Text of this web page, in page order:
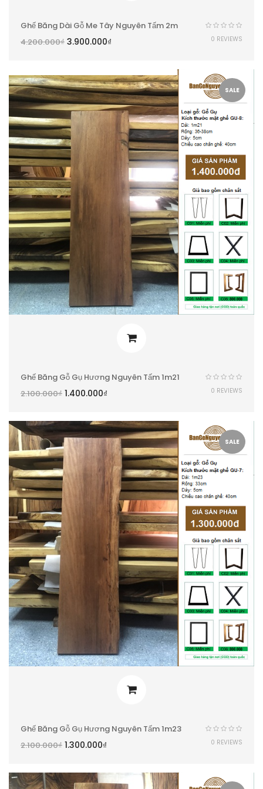
Ghế Băng Dài Gỗ Me Tây Nguyên Tấm 2m
4.200.000₫ 3.900.000₫ 0 REVIEWS
SALE
Ghế Băng Gỗ Gụ Hương Nguyên Tấm 1m21
2.100.000₫ 1.400.000₫ 0 REVIEWS
SALE
Ghế Băng Gỗ Gụ Hương Nguyên Tấm 1m23
2.100.000₫ 1.300.000₫ 0 REVIEWS